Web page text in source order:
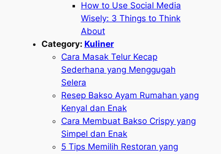
How to Use Social Media
Wisely: 3 Things to Think
About
Category: Kuliner
Cara Masak Telur Kecap
Sederhana yang Menggugah
Selera
Resep Bakso Ayam Rumahan yang
Kenyal dan Enak
Cara Membuat Bakso Crispy yang
Simpel dan Enak
5 Tips Memilih Restoran yang